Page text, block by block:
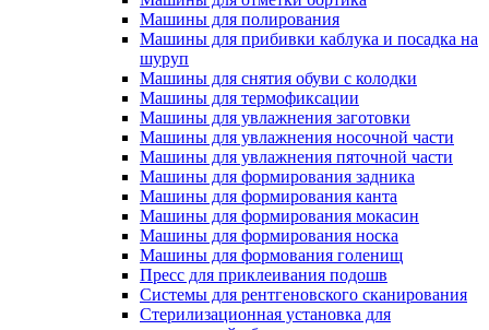
Машины для полирования
Машины для прибивки каблука и посадка на
шуруп
Машины для снятия обуви с колодки
Машины для термофиксации
Машины для увлажнения заготовки
Машины для увлажнения носочной части
Машины для увлажнения пяточной части
Машины для формирования задника
Машины для формирования канта
Машины для формирования мокасин
Машины для формирования носка
Машины для формования голенищ
Пресс для приклеивания подошв
Системы для рентгеновского сканирования
Стерилизационная установка для